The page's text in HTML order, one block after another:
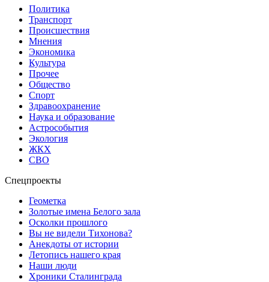
Политика
Транспорт
Происшествия
Мнения
Экономика
Культура
Прочее
Общество
Спорт
Здравоохранение
Наука и образование
Астрособытия
Экология
ЖКХ
СВО
Спецпроекты
Геометка
Золотые имена Белого зала
Осколки прошлого
Вы не видели Тихонова?
Анекдоты от истории
Летопись нашего края
Наши люди
Хроники Сталинграда